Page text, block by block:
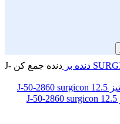
دنده بر
دنده جمع کن J-